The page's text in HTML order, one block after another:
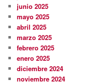
junio 2025
mayo 2025
abril 2025
marzo 2025
febrero 2025
enero 2025
diciembre 2024
noviembre 2024